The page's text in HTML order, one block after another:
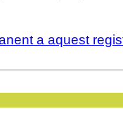
a aquest